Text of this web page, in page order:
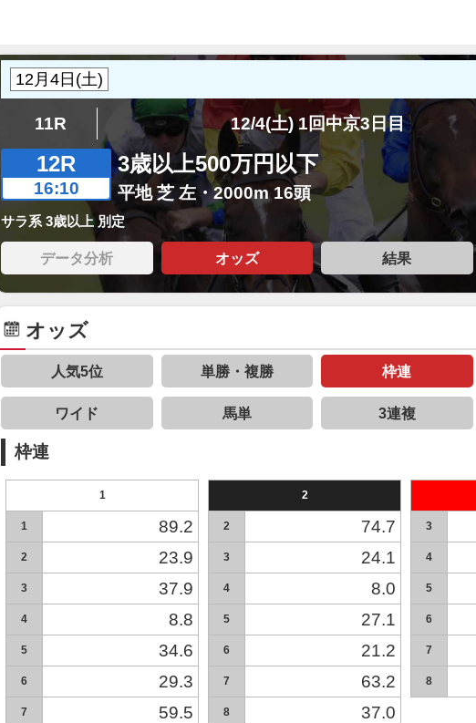
11R 12/4(土) 1回中京3日目
12R
16:10
3歳以上500万円以下
平地 芝 左・2000m 16頭
サラ系 3歳以上 別定
データ分析 オッズ 結果
オッズ
人気5位 単勝・複勝 枠連
ワイド 馬単 3連複
枠連
1
1 89.2
2 23.9
3 37.9
4 8.8
5 34.6
6 29.3
7 59.5
2
2 74.7
3 24.1
4 8.0
5 27.1
6 21.2
7 63.2
8 37.0
3
4
5
6
7
8